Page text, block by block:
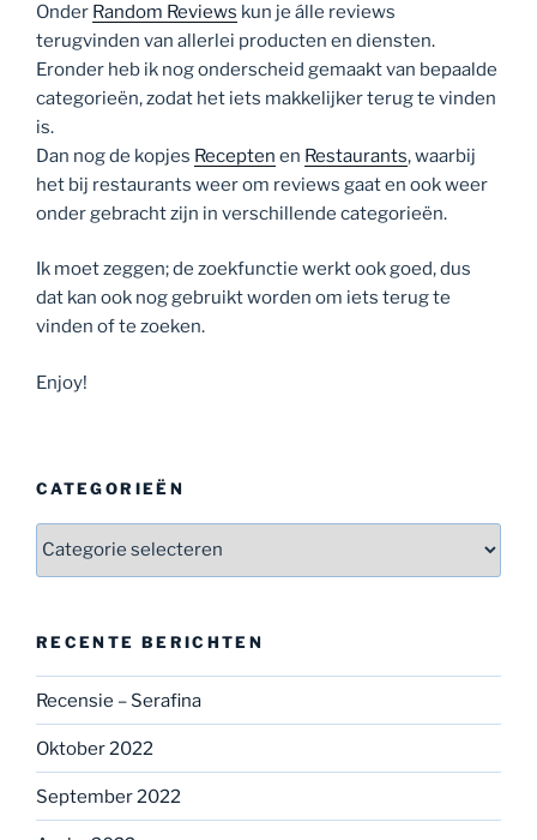
Onder Random Reviews kun je álle reviews
terugvinden van allerlei producten en diensten.
Eronder heb ik nog onderscheid gemaakt van bepaalde
categorieën, zodat het iets makkelijker terug te vinden
is.
Dan nog de kopjes Recepten en Restaurants, waarbij
het bij restaurants weer om reviews gaat en ook weer
onder gebracht zijn in verschillende categorieën.
Ik moet zeggen; de zoekfunctie werkt ook goed, dus
dat kan ook nog gebruikt worden om iets terug te
vinden of te zoeken.
Enjoy!
CATEGORIEËN
RECENTE BERICHTEN
Recensie – Serafina
Oktober 2022
September 2022